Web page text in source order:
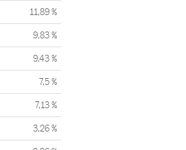
11,89 %
9,83 %
9,43 %
7,5 %
7,13 %
3,26 %